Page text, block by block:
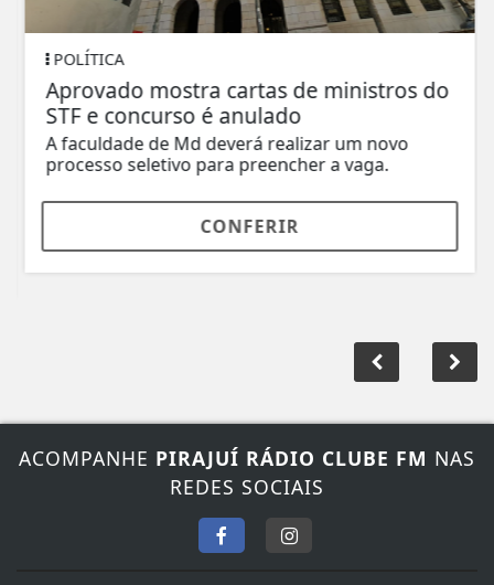
POLÍTICA
Aprovado mostra cartas de ministros do
STF e concurso é anulado
A faculdade de Md deverá realizar um novo
processo seletivo para preencher a vaga.
CONFERIR
ACOMPANHEPIRAJUÍ RÁDIO CLUBE FMNAS
REDES SOCIAIS